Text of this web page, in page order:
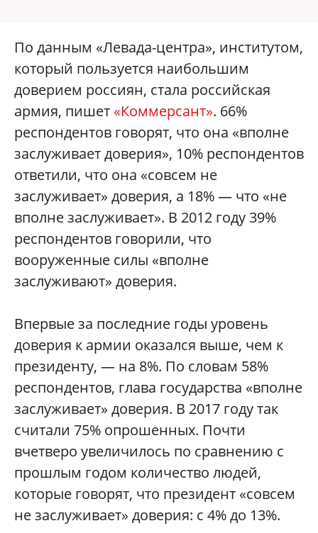
По данным «Левада-центра», институтом,
который пользуется наибольшим
доверием россиян, стала российская
армия, пишет «Коммерсант». 66%
респондентов говорят, что она «вполне
заслуживает доверия», 10% респондентов
ответили, что она «совсем не
заслуживает» доверия, а 18% — что «не
вполне заслуживает». В 2012 году 39%
респондентов говорили, что
вооруженные силы «вполне
заслуживают» доверия.
Впервые за последние годы уровень
доверия к армии оказался выше, чем к
президенту, — на 8%. По словам 58%
респондентов, глава государства «вполне
заслуживает» доверия. В 2017 году так
считали 75% опрошенных. Почти
вчетверо увеличилось по сравнению с
прошлым годом количество людей,
которые говорят, что президент «совсем
не заслуживает» доверия: с 4% до 13%.